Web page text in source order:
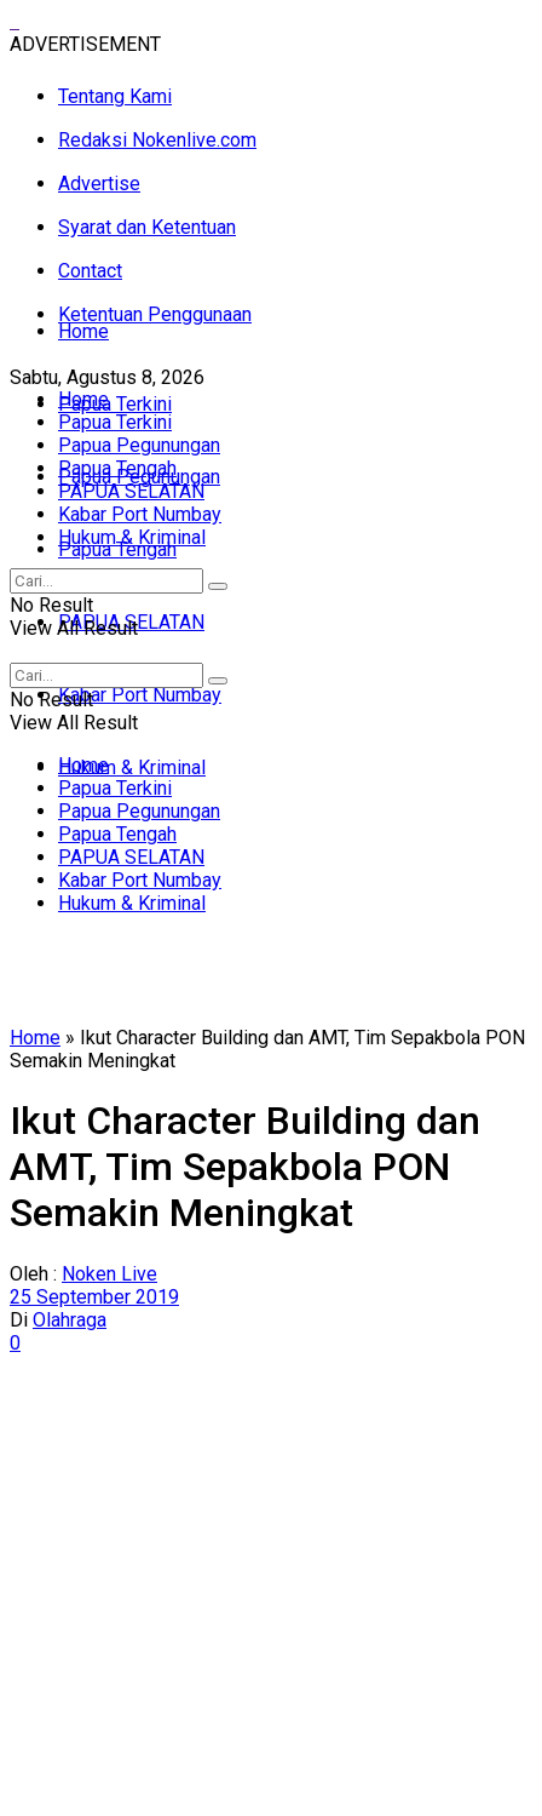
ADVERTISEMENT
Tentang Kami
Redaksi Nokenlive.com
Advertise
Syarat dan Ketentuan
Contact
Ketentuan Penggunaan
Sabtu, Agustus 8, 2026
Home
Papua Terkini
Papua Pegunungan
Papua Tengah
PAPUA SELATAN
Kabar Port Numbay
Hukum & Kriminal
Home
Papua Terkini
Papua Pegunungan
Papua Tengah
PAPUA SELATAN
Kabar Port Numbay
Hukum & Kriminal
No Result
View All Result
No Result
View All Result
Home
Papua Terkini
Papua Pegunungan
Papua Tengah
PAPUA SELATAN
Kabar Port Numbay
Hukum & Kriminal
Home » Ikut Character Building dan AMT, Tim Sepakbola PON
Semakin Meningkat
Ikut Character Building dan
AMT, Tim Sepakbola PON
Semakin Meningkat
Oleh : Noken Live
25 September 2019
Di Olahraga
0